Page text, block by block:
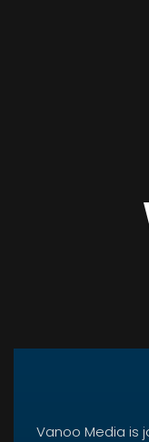
Vanoo Media is